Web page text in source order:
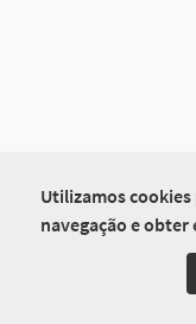
Utilizamos
navegação e